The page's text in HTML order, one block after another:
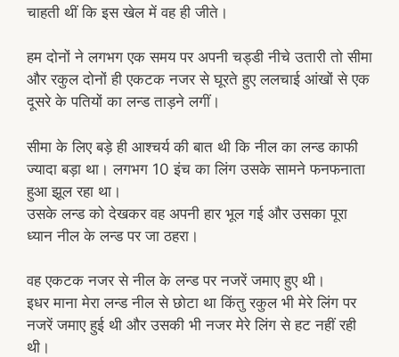
चाहती थीं कि इस खेल में वह ही जीते।
हम दोनों ने लगभग एक समय पर अपनी चड्डी नीचे उतारी तो सीमा
और रकुल दोनों ही एकटक नजर से घूरते हुए ललचाई आंखों से एक
दूसरे के पतियों का लन्ड ताड़ने लगीं।
सीमा के लिए बड़े ही आश्चर्य की बात थी कि नील का लन्ड काफी
ज्यादा बड़ा था। लगभग 10 इंच का लिंग उसके सामने फनफनाता
हुआ झूल रहा था।
उसके लन्ड को देखकर वह अपनी हार भूल गई और उसका पूरा
ध्यान नील के लन्ड पर जा ठहरा।
वह एकटक नजर से नील के लन्ड पर नजरें जमाए हुए थी।
इधर माना मेरा लन्ड नील से छोटा था किंतु रकुल भी मेरे लिंग पर
नजरें जमाए हुई थी और उसकी भी नजर मेरे लिंग से हट नहीं रही
थी।